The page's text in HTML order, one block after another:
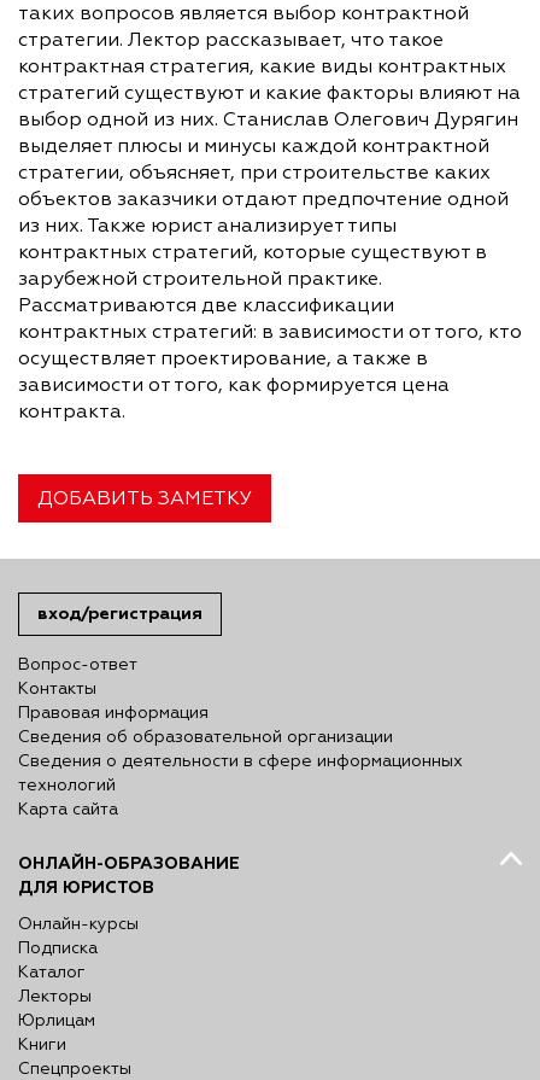
таких вопросов является выбор контрактной
стратегии. Лектор рассказывает, что такое
контрактная стратегия, какие виды контрактных
стратегий существуют и какие факторы влияют на
выбор одной из них. Станислав Олегович Дурягин
выделяет плюсы и минусы каждой контрактной
стратегии, объясняет, при строительстве каких
объектов заказчики отдают предпочтение одной
из них. Также юрист анализирует типы
контрактных стратегий, которые существуют в
зарубежной строительной практике.
Рассматриваются две классификации
контрактных стратегий: в зависимости от того, кто
осуществляет проектирование, а также в
зависимости от того, как формируется цена
контракта.
ДОБАВИТЬ ЗАМЕТКУ
вход/регистрация
Вопрос-ответ
Контакты
Правовая информация
Сведения об образовательной организации
Сведения о деятельности в сфере информационных
технологий
Карта сайта
ОНЛАЙН-ОБРАЗОВАНИЕ
ДЛЯ ЮРИСТОВ
Онлайн-курсы
Подписка
Каталог
Лекторы
Юрлицам
Книги
Спецпроекты